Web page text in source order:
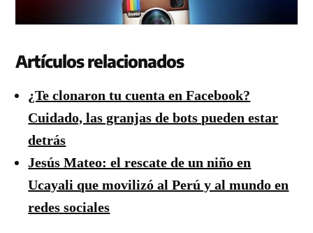
Artículos relacionados
¿Te clonaron tu cuenta en Facebook?
Cuidado, las granjas de bots pueden estar
detrás
Jesús Mateo: el rescate de un niño en
Ucayali que movilizó al Perú y al mundo en
redes sociales